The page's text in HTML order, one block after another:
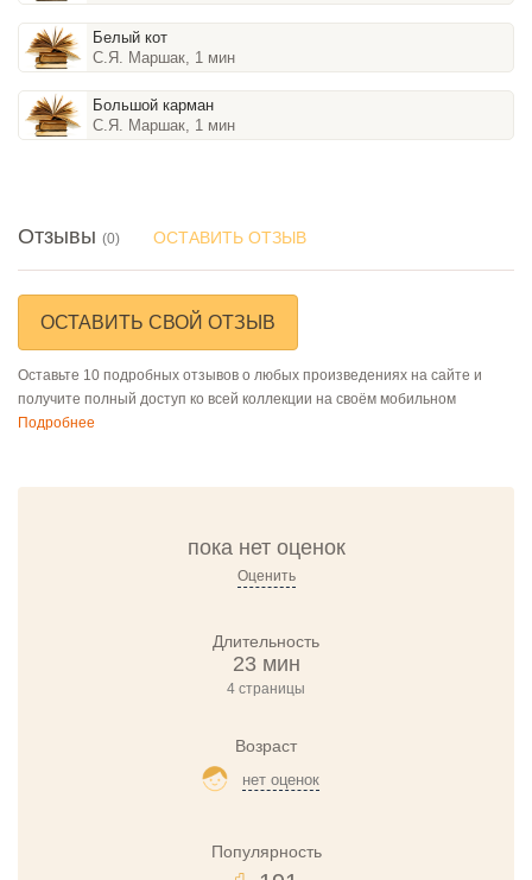
Белый кот
С.Я. Маршак, 1 мин
Большой карман
С.Я. Маршак, 1 мин
Отзывы (0) ОСТАВИТЬ ОТЗЫВ
ОСТАВИТЬ СВОЙ ОТЗЫВ
Оставьте 10 подробных отзывов о любых произведениях на сайте и
получите полный доступ ко всей коллекции на своём мобильном
Подробнее
пока нет оценок
Оценить
Длительность
23 мин
4 страницы
Возраст
нет оценок
Популярность